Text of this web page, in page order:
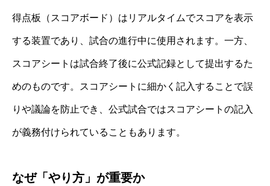
得点板（スコアボード）はリアルタイムでスコアを表示
する装置であり、試合の進行中に使用されます。一方、
スコアシートは試合終了後に公式記録として提出するた
めのものです。スコアシートに細かく記入することで誤
りや議論を防止でき、公式試合ではスコアシートの記入
が義務付けられていることもあります。
なぜ「やり方」が重要か